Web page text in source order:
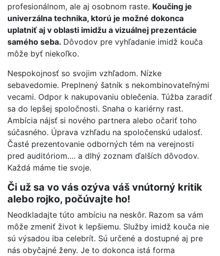
profesionálnom, ale aj osobnom raste. Koučing je
univerzálna technika, ktorú je možné dokonca
uplatniť aj v oblasti imidžu a vizuálnej prezentácie
samého seba. Dôvodov pre vyhľadanie imidž kouča
môže byť niekoľko.
Nespokojnosť so svojim vzhľadom. Nízke
sebavedomie. Preplnený šatník s nekombinovateľnými
vecami. Odpor k nakupovaniu oblečenia. Túžba zaradiť
sa do lepšej spoločnosti. Snaha o kariérny rast.
Ambícia nájsť si nového partnera alebo očariť toho
súčasného. Úprava vzhľadu na spoločenskú udalosť.
Časté prezentovanie odborných tém na verejnosti
pred auditóriom…. a dlhý zoznam ďalších dôvodov.
Každá máme tie svoje.
Či už sa vo vás ozýva váš vnútorný kritik
alebo rojko, počúvajte ho!
Neodkladajte túto ambíciu na neskôr. Razom sa vám
môže zmeniť život k lepšiemu. Služby imidž kouča nie
sú výsadou iba celebrít. Sú určené a dostupné aj pre
nás obyčajné ženy. Je to dokonca istá forma